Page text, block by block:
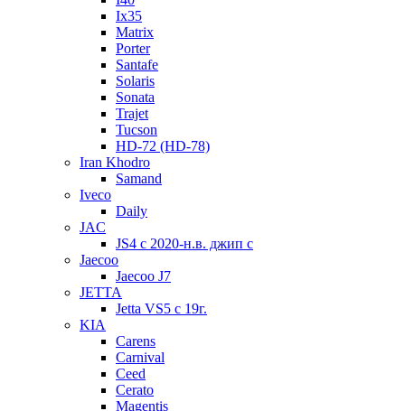
Ix35
Matrix
Porter
Santafe
Solaris
Sonata
Trajet
Tucson
HD-72 (HD-78)
Iran Khodro
Samand
Iveco
Daily
JAC
JS4 с 2020-н.в. джип с
Jaecoo
Jaecoo J7
JETTA
Jetta VS5 с 19г.
KIA
Carens
Carnival
Ceed
Cerato
Magentis